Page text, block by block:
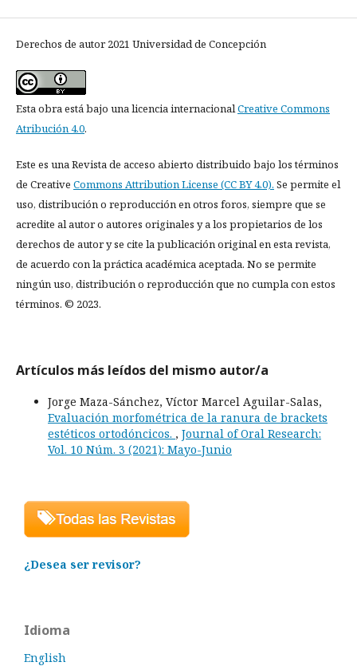
Derechos de autor 2021 Universidad de Concepción
Esta obra está bajo una licencia internacionalCreative Commons
Atribución 4.0.
Este es una Revista de acceso abierto distribuido bajo los términos
de Creative Commons Attribution License (CC BY 4.0). Se permite el
uso, distribución o reproducción en otros foros, siempre que se
acredite al autor o autores originales y a los propietarios de los
derechos de autor y se cite la publicación original en esta revista,
de acuerdo con la práctica académica aceptada. No se permite
ningún uso, distribución o reproducción que no cumpla con estos
términos. © 2023.
Artículos más leídos del mismo autor/a
Jorge Maza-Sánchez, Víctor Marcel Aguilar-Salas,
Evaluación morfométrica de la ranura de brackets
estéticos ortodóncicos. , Journal of Oral Research:
Vol. 10 Núm. 3 (2021): Mayo-Junio
¿Desea ser revisor?
Idioma
English